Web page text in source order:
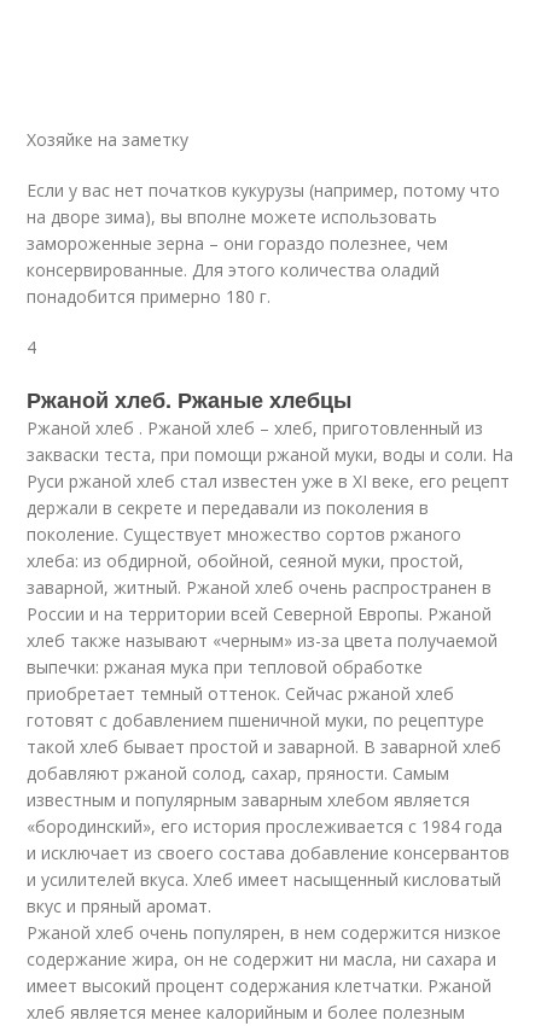
Хозяйке на заметку
Если у вас нет початков кукурузы (например, потому что
на дворе зима), вы вполне можете использовать
замороженные зерна – они гораздо полезнее, чем
консервированные. Для этого количества оладий
понадобится примерно 180 г.
4
Ржаной хлеб. Ржаные хлебцы
Ржаной хлеб . Ржаной хлеб – хлеб, приготовленный из
закваски теста, при помощи ржаной муки, воды и соли. На
Руси ржаной хлеб стал известен уже в XI веке, его рецепт
держали в секрете и передавали из поколения в
поколение. Существует множество сортов ржаного
хлеба: из обдирной, обойной, сеяной муки, простой,
заварной, житный. Ржаной хлеб очень распространен в
России и на территории всей Северной Европы. Ржаной
хлеб также называют «черным» из-за цвета получаемой
выпечки: ржаная мука при тепловой обработке
приобретает темный оттенок. Сейчас ржаной хлеб
готовят с добавлением пшеничной муки, по рецептуре
такой хлеб бывает простой и заварной. В заварной хлеб
добавляют ржаной солод, сахар, пряности. Самым
известным и популярным заварным хлебом является
«бородинский», его история прослеживается с 1984 года
и исключает из своего состава добавление консервантов
и усилителей вкуса. Хлеб имеет насыщенный кисловатый
вкус и пряный аромат.
Ржаной хлеб очень популярен, в нем содержится низкое
содержание жира, он не содержит ни масла, ни сахара и
имеет высокий процент содержания клетчатки. Ржаной
хлеб является менее калорийным и более полезным